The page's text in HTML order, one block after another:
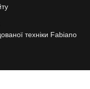
техніки Fabiano